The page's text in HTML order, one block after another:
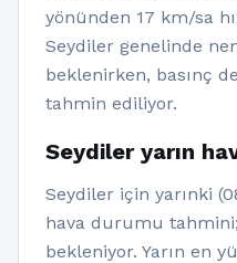
yönünden 17 km/sa
Seydiler genelinde
beklenirken, basınç
tahmin ediliyor.
Seydiler yarın
Seydiler için yarınki
hava durumu
bekleniyor. Yarın en